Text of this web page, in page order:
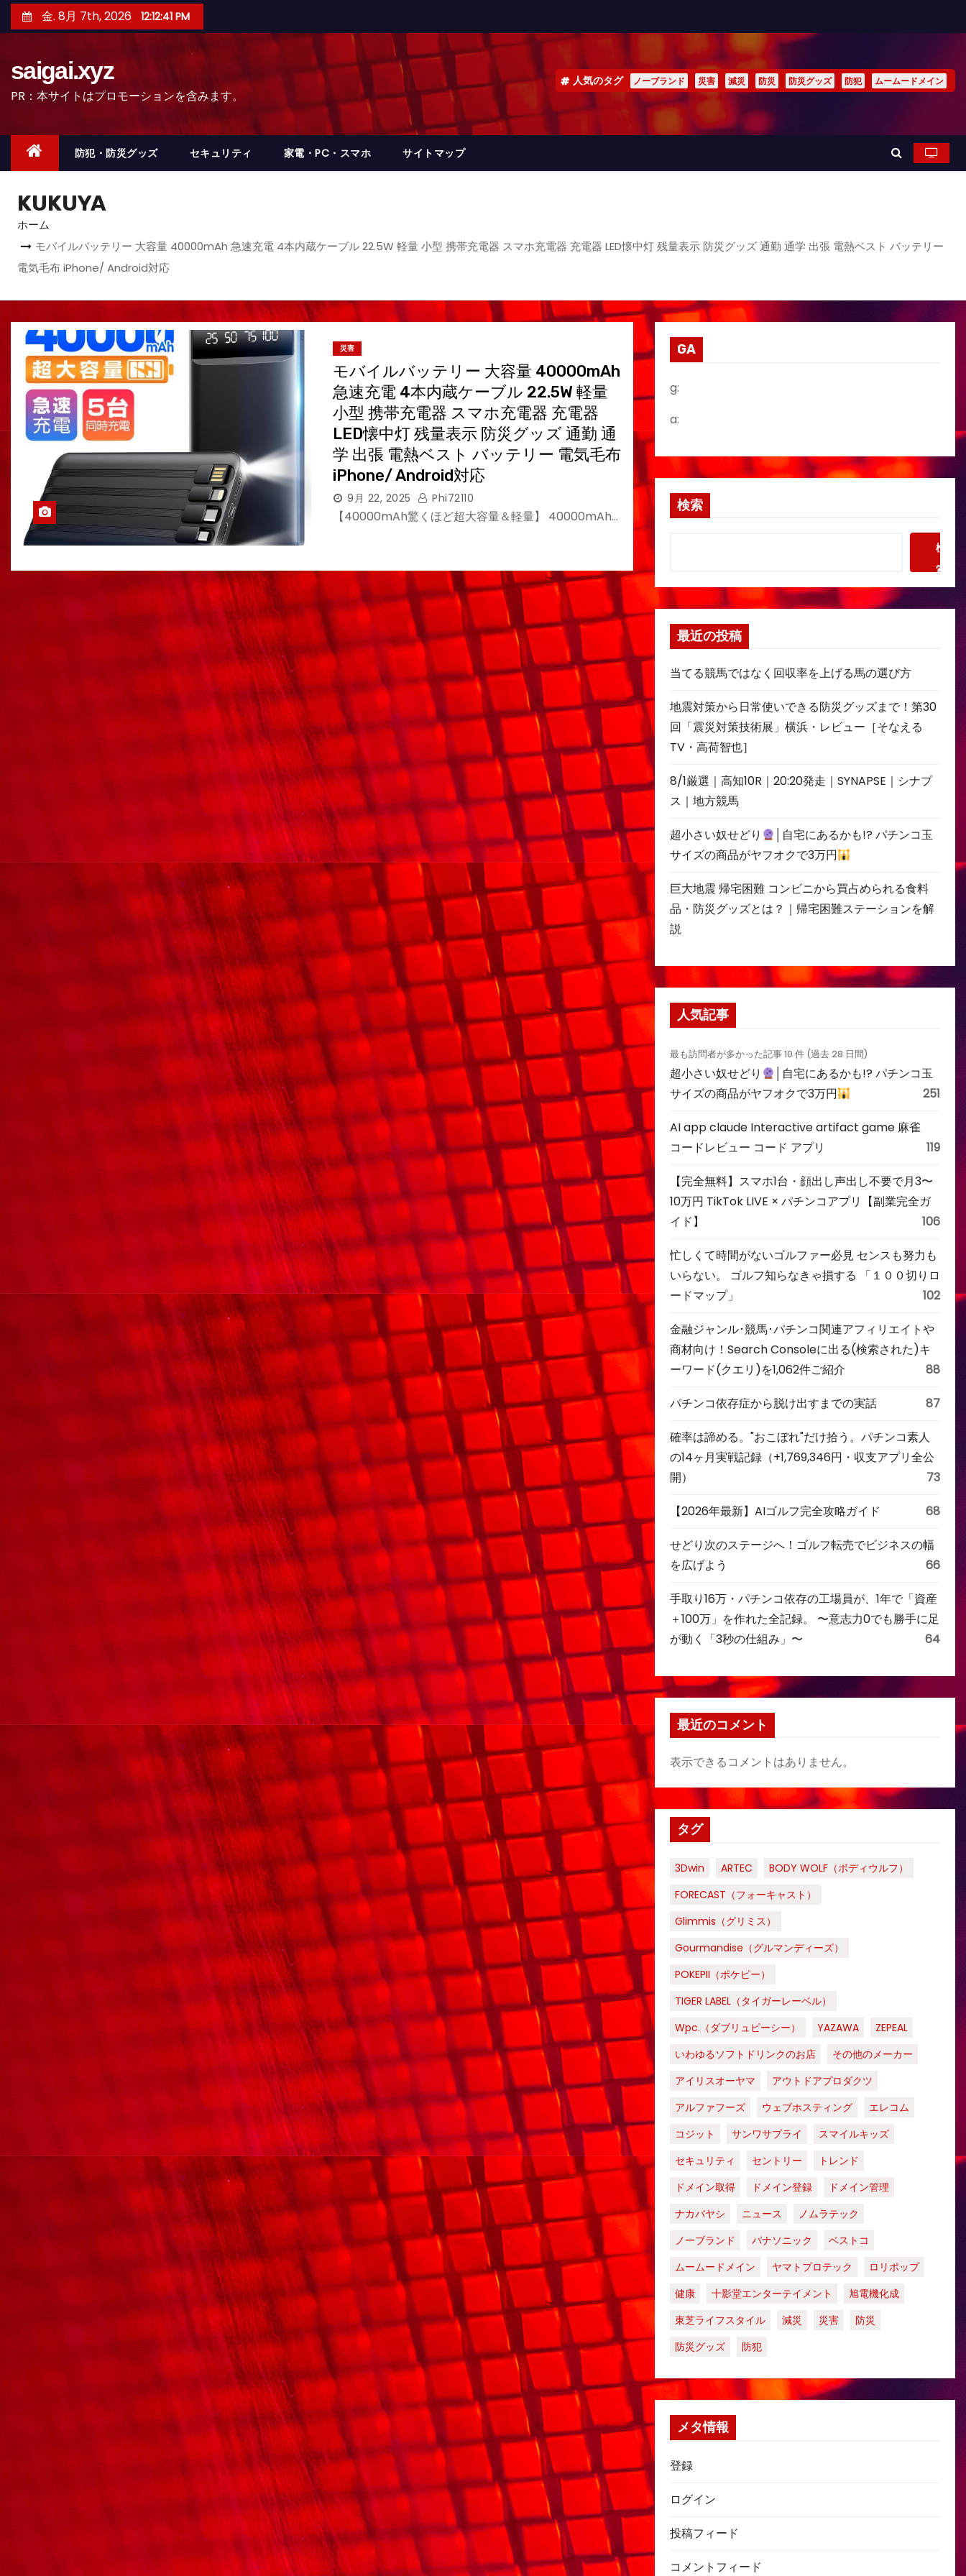
ン
ッ
金. 8月 7th, 2026 12:12:44 PM
saigai.xyz
PR：本サイトはプロモーションを含みます。
人気のタグ ノーブランド 災害 減災 防災 防災グッズ 防犯 ムームードメイン
防犯・防災グッズ セキュリティ 家電・PC・スマホ サイトマップ
KUKUYA
ホーム
モバイルバッテリー 大容量 40000mAh 急速充電 4本内蔵ケーブル 22.5W 軽量 小型 携帯充電器 スマホ充電器 充電器 LED懐中灯 残量表示 防災グッズ 通勤 通学 出張 電熱ベスト バッテリー
電気毛布 iPhone/ Android対応
災害
モバイルバッテリー 大容量 40000mAh
急速充電 4本内蔵ケーブル 22.5W 軽量
小型 携帯充電器 スマホ充電器 充電器
LED懐中灯 残量表示 防災グッズ 通勤 通
学 出張 電熱ベスト バッテリー 電気毛布
iPhone/ Android対応
9月 22, 2025 Phi72110
【40000mAh驚くほど超大容量＆軽量】 40000mAh…
GA
g:
a:
検索
検
索
最近の投稿
当てる競馬ではなく回収率を上げる馬の選び方
地震対策から日常使いできる防災グッズまで！第30
回「震災対策技術展」横浜・レビュー［そなえる
TV・高荷智也］
8/1厳選｜高知10R｜20:20発走｜SYNAPSE｜シナプ
ス｜地方競馬
超小さい奴せどり
│自宅にあるかも!? パチンコ玉
サイズの商品がヤフオクで3万円
巨大地震 帰宅困難 コンビニから買占められる食料
品・防災グッズとは？｜帰宅困難ステーションを解
説
人気記事
最も訪問者が多かった記事 10 件 (過去 28 日間)
超小さい奴せどり
│自宅にあるかも!? パチンコ玉
サイズの商品がヤフオクで3万円
251
AI app claude Interactive artifact game 麻雀
コードレビュー コード アプリ
119
【完全無料】スマホ1台・顔出し声出し不要で月3〜
10万円 TikTok LIVE × パチンコアプリ【副業完全ガ
イド】
106
忙しくて時間がないゴルファー必見 センスも努力も
いらない。 ゴルフ知らなきゃ損する 「１００切りロ
ードマップ」
102
金融ジャンル･競馬･パチンコ関連アフィリエイトや
商材向け！Search Consoleに出る(検索された)キ
ーワード(クエリ)を1,062件ご紹介
88
パチンコ依存症から脱け出すまでの実話 87
確率は諦める。"おこぼれ"だけ拾う。パチンコ素人
の14ヶ月実戦記録（+1,769,346円・収支アプリ全公
開）
73
【2026年最新】AIゴルフ完全攻略ガイド 68
せどり次のステージへ！ゴルフ転売でビジネスの幅
を広げよう
66
手取り16万・パチンコ依存の工場員が、1年で「資産
＋100万」を作れた全記録。 〜意志力0でも勝手に足
が動く「3秒の仕組み」〜
64
最近のコメント
表示できるコメントはありません。
タグ
3Dwin ARTEC
BODY WOLF（ボディウルフ）
FORECAST（フォーキャスト）
Glimmis（グリミス）
Gourmandise（グルマンディーズ）
POKEPII（ポケピー）
TIGER LABEL（タイガーレーベル）
Wpc.（ダブリュピーシー）
YAZAWA
ZEPEAL
いわゆるソフトドリンクのお店
その他のメーカー
アイリスオーヤマ
アウトドアプロダクツ
アルファフーズ
ウェブホスティング
エレコム
コジット
サンワサプライ
スマイルキッズ
セキュリティ
セントリー
トレンド
ドメイン取得
ドメイン登録
ドメイン管理
ナカバヤシ
ニュース
ノムラテック
ノーブランド
パナソニック
ベストコ
ムームードメイン
ヤマトプロテック
ロリポップ
健康
十影堂エンターテイメント
旭電機化成
東芝ライフスタイル
減災 災害
防災
防災グッズ
防犯
メタ情報
登録
ログイン
投稿フィード
コメントフィード